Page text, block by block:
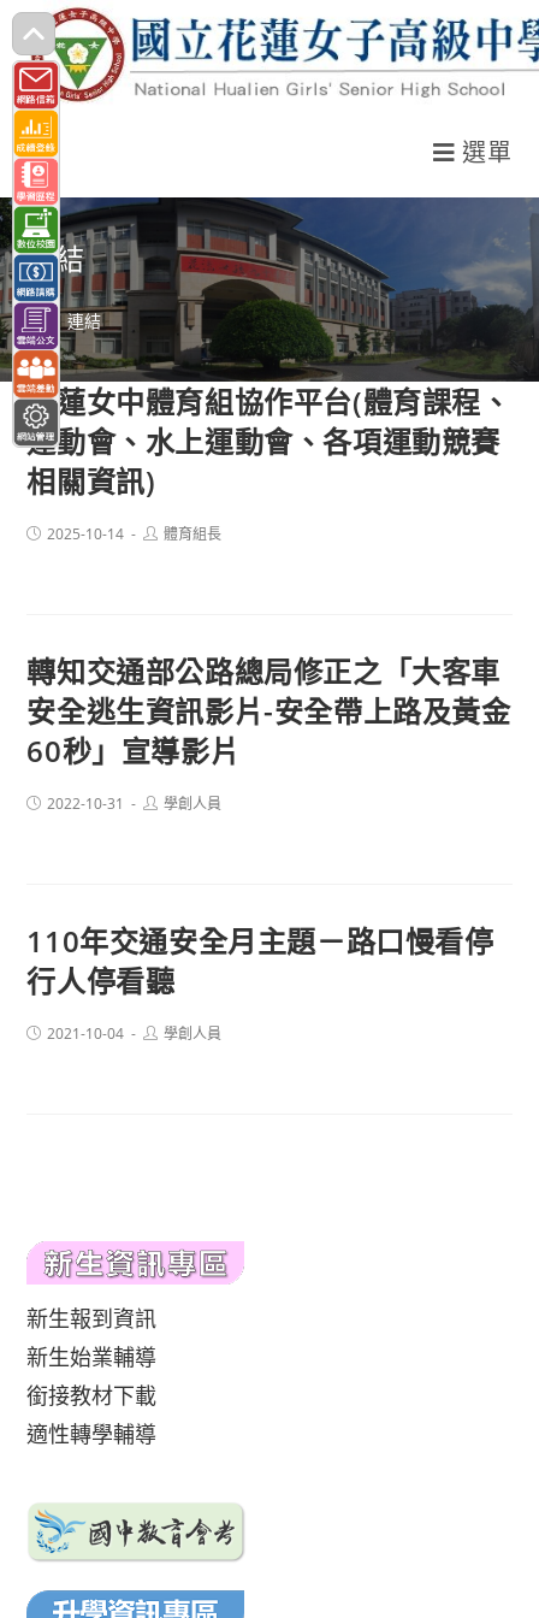
跳
轉
至
主
要
內
容
選單
連結
> 連結
花蓮女中體育組協作平台(體育課程、
運動會、水上運動會、各項運動競賽
相關資訊)
Post2025-10-14
Post體育組長
轉知交通部公路總局修正之「大客車
安全逃生資訊影片-安全帶上路及黃金
60秒」宣導影片
Post2022-10-31
Post學創人員
110年交通安全月主題－路口慢看停
行人停看聽
Post2021-10-04
Post學創人員
新生報到資訊
新生始業輔導
銜接教材下載
適性轉學輔導